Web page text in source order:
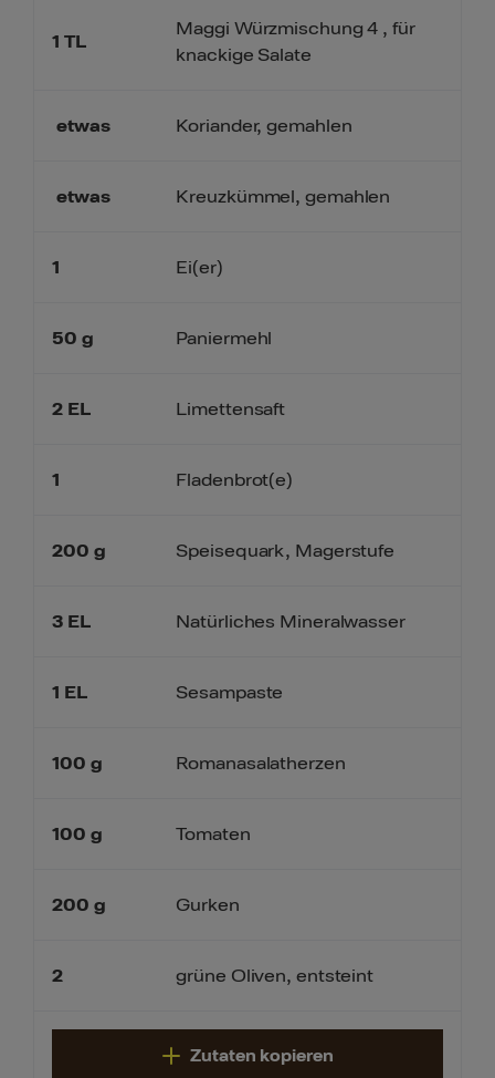
1 TL
etwas
etwas
1
50 g
2 EL
1
200 g
3 EL
1 EL
100 g
100 g
200 g
2
Maggi Würzmischung 4 , für
knackige Salate
Koriander, gemahlen
Kreuzkümmel, gemahlen
Ei(er)
Paniermehl
Limettensaft
Fladenbrot(e)
Speisequark, Magerstufe
Natürliches Mineralwasser
Sesampaste
Romanasalatherzen
Tomaten
Gurken
grüne Oliven, entsteint
Zutaten kopieren